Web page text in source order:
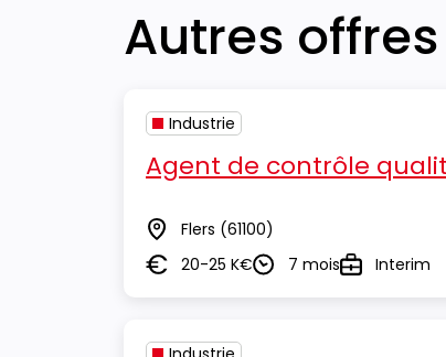
Autres
Industrie
Agent de contrôle
Lieu Flers (61100)
Salaire20-25 K€Durée7 moisTypeInterim